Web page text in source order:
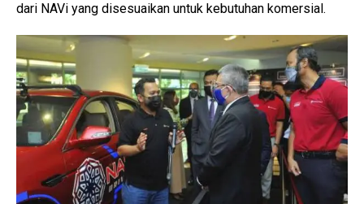
dari NAVi yang disesuaikan untuk kebutuhan komersial.